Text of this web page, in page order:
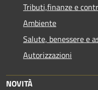
Tributi,finanze e
Ambiente
Salute, benessere e
Autorizzazioni
NOVITÀ